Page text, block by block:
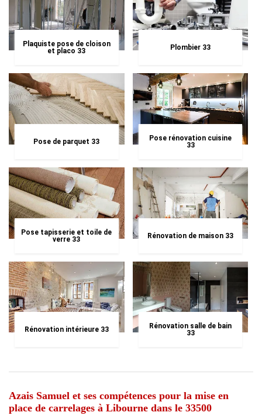
Plaquiste pose de cloison
et placo 33
Plombier 33
Pose de parquet 33
Pose rénovation cuisine
33
Pose tapisserie et toile de
verre 33
Rénovation de maison 33
Rénovation intérieure 33
Rénovation salle de bain
33
Azais Samuel et ses compétences pour la mise en
place de carrelages à Libourne dans le 33500